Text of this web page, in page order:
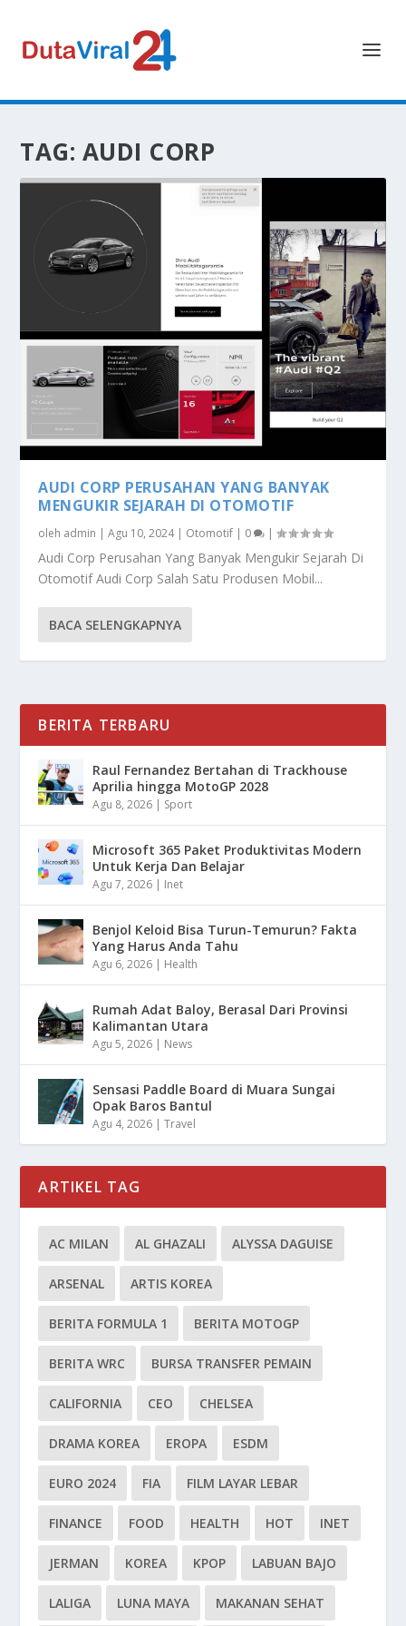
TAG: AUDI CORP
AUDI CORP PERUSAHAN YANG BANYAK
MENGUKIR SEJARAH DI OTOMOTIF
oleh admin |Agu 10, 2024| Otomotif | 0 |
Audi Corp Perusahan Yang Banyak Mengukir Sejarah Di
Otomotif Audi Corp Salah Satu Produsen Mobil...
BACA SELENGKAPNYA
BERITA TERBARU
Raul Fernandez Bertahan di Trackhouse
Aprilia hingga MotoGP 2028
Agu 8, 2026 | Sport
Microsoft 365 Paket Produktivitas Modern
Untuk Kerja Dan Belajar
Agu 7, 2026 | Inet
Benjol Keloid Bisa Turun-Temurun? Fakta
Yang Harus Anda Tahu
Agu 6, 2026 | Health
Rumah Adat Baloy, Berasal Dari Provinsi
Kalimantan Utara
Agu 5, 2026 | News
Sensasi Paddle Board di Muara Sungai
Opak Baros Bantul
Agu 4, 2026 |Travel
ARTIKEL TAG
AC MILAN AL GHAZALI ALYSSA DAGUISE
ARSENAL ARTIS KOREA
BERITA FORMULA 1 BERITA MOTOGP
BERITA WRC BURSA TRANSFER PEMAIN
CALIFORNIA CEO CHELSEA
DRAMA KOREA EROPA ESDM
EURO 2024 FIA FILM LAYAR LEBAR
FINANCE FOOD HEALTH HOT INET
JERMAN KOREA KPOP LABUAN BAJO
LALIGA LUNA MAYA MAKANAN SEHAT